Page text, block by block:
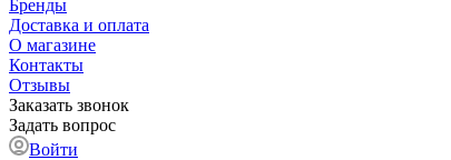
Бренды
Доставка и оплата
О магазине
Контакты
Отзывы
Заказать звонок
Задать вопрос
Войти